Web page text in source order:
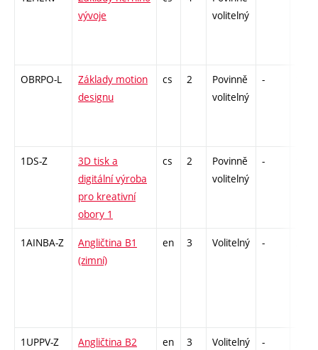
vývoje
volitelný
OBRPO-L
Základy motion
designu
cs 2
Povinně
volitelný
-
1DS-Z
3D tisk a
digitální výroba
pro kreativní
obory 1
cs 2
Povinně
volitelný
-
1AINBA-Z
Angličtina B1
(zimní)
en 3 Volitelný -
1UPPV-Z
Angličtina B2
en 3 Volitelný -